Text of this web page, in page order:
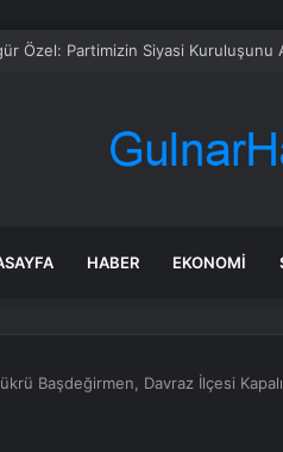
Sözcüsü Sarı’dan Yeni Parti
HABER EKONOMI
Başdeğirmen, Davraz İlçesi Kapalı